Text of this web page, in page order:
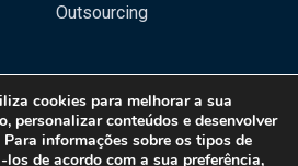
cookies para melhorar a sua
personalizar conteúdos e desenvolver
informações sobre os tipos de
de acordo com a sua preferência,
Outsourcing
- Todos os direitos reservados | CNPJ: